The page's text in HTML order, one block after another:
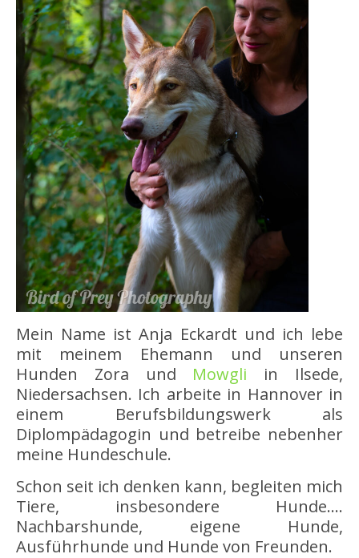
Mein Name ist Anja Eckardt und ich lebe
mit meinem Ehemann und unseren
Hunden Zora und Mowgli in Ilsede,
Niedersachsen. Ich arbeite in Hannover in
einem Berufsbildungswerk als
Diplompädagogin und betreibe nebenher
meine Hundeschule.
Schon seit ich denken kann, begleiten mich
Tiere, insbesondere Hunde….
Nachbarshunde, eigene Hunde,
Ausführhunde und Hunde von Freunden.